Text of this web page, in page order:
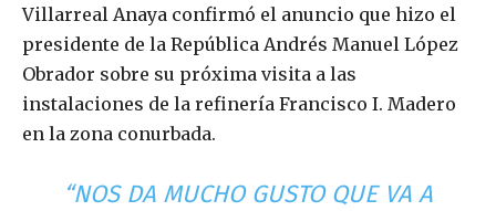
Villarreal Anaya confirmó el anuncio que hizo el
presidente de la República Andrés Manuel López
Obrador sobre su próxima visita a las
instalaciones de la refinería Francisco I. Madero
en la zona conurbada.
“NOS DA MUCHO GUSTO QUE VA A